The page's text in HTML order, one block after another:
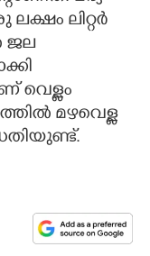
ലിറ്റർ
ജല
വെള്ളം
മഴവെള്ള